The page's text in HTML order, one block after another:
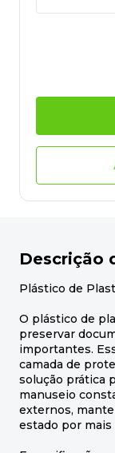
Descrição
Plástico de
O plástico de
preservar
importantes.
camada de
solução prática
manuseio
externos,
estado por mais